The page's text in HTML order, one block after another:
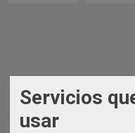
Marcas
Servicios
usar